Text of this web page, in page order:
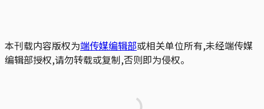
本刊载内容版权为端传媒编辑部或相关单位所有,未经端传媒
编辑部授权,请勿转载或复制,否则即为侵权。